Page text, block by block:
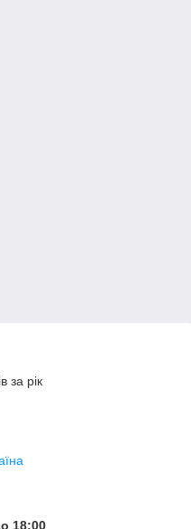
за рік
18:00